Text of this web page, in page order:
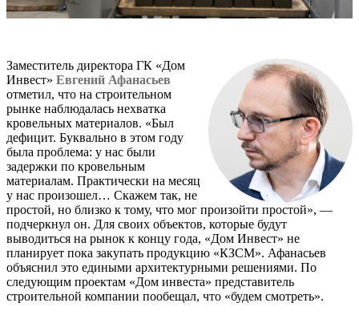
Заместитель директора ГК «Дом
Инвест» Евгений Афанасьев
отметил, что на строительном
рынке наблюдалась нехватка
кровельных материалов. «Был
дефицит. Буквально в этом году
была проблема: у нас были
задержки по кровельным
материалам. Практически на месяц
у нас произошел… Скажем так, не
простой, но близко к тому, что мог произойти простой», —
подчеркнул он. Для своих объектов, которые будут
выводиться на рынок к концу года, «Дом Инвест» не
планирует пока закупать продукцию «КЗСМ». Афанасьев
объяснил это едиными архитектурными решениями. По
следующим проектам «Дом инвеста» представитель
строительной компании пообещал, что «будем смотреть».